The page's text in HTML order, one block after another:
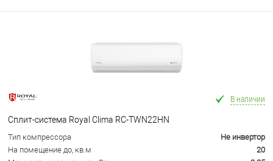
В наличии
Сплит-система Royal Clima RC-TWN22HN
Тип компрессора
Не инвертор
На помещение до, кв.м
20